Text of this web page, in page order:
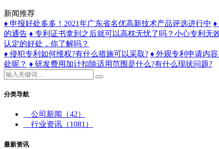
新闻推荐
♦ 申报好处多多！2021年广东省名优高新技术产品评选进行中 ♦
的通告 ♦ 专利证书拿到之后就可以高枕无忧了吗？小心专利无
认定的好处，你了解吗？
♦ 侵犯专利如何维权?有什么措施可以采取? ♦ 外观专利申请内
处呢？ ♦ 研发费用加计扣除适用范围是什么?有什么现状问题?
分类导航
公司新闻
（42）
行业资讯 （1081）
最新资讯